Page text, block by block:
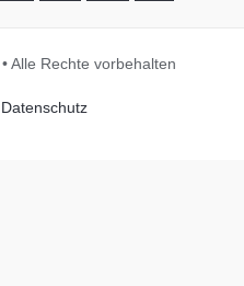
• Alle Rechte vorbehalten
Datenschutz